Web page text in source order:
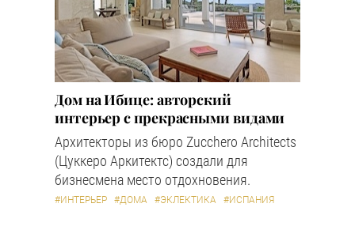
Дом на Ибице: авторский
интерьер с прекрасными видами
Архитекторы из бюро Zucchero Architects
(Цуккеро Аркитектс) создали для
бизнесмена место отдохновения.
#ИНТЕРЬЕР #ДОМА #ЭКЛЕКТИКА #ИСПАНИЯ